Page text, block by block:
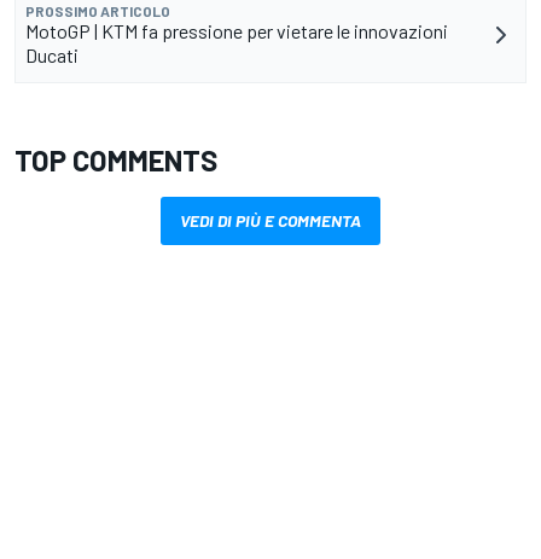
PROSSIMO ARTICOLO
MotoGP | KTM fa pressione per vietare le innovazioni
Ducati
TOP COMMENTS
VEDI DI PIÙ E COMMENTA